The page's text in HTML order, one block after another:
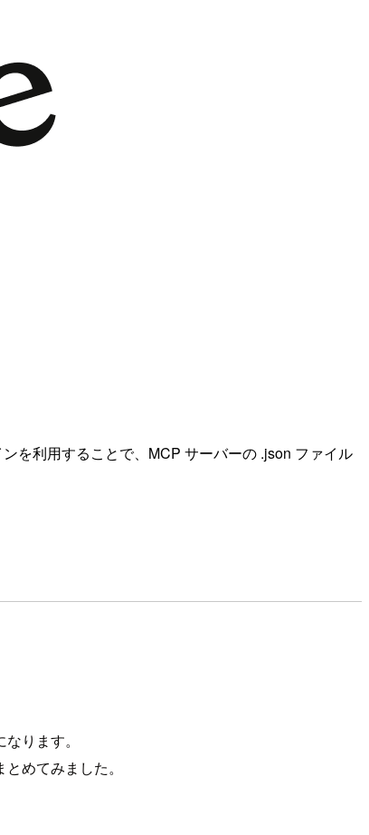
を利用することで、MCP サーバーの .json ファイル
ります。
めてみました。